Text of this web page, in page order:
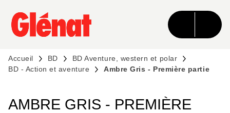
MENU RECHERCHE CONTENU
PIED DE PAGE
Accueil BD
BD Aventure, western et polar
BD - Action et aventure
Ambre Gris - Première partie
AMBRE GRIS - PREMIÈRE